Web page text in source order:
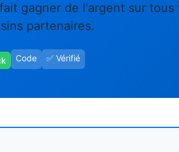
gagner de l'argent sur
partenaires.
Code ✅ Vérifié